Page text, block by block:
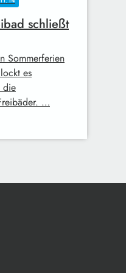
schließt
Sommerferien
es
die
…